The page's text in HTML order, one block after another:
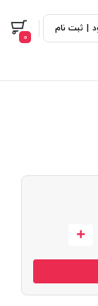
| ثبت نام
0